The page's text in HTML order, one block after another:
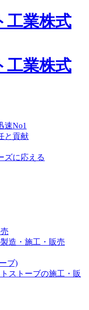
速No1
と貢献
ズに応える
造・施工・販売
ブ)
ストーブの施工・販